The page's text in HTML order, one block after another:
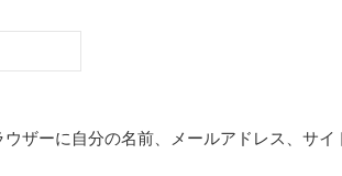
ザーに自分の名前、メールアドレス、サイ